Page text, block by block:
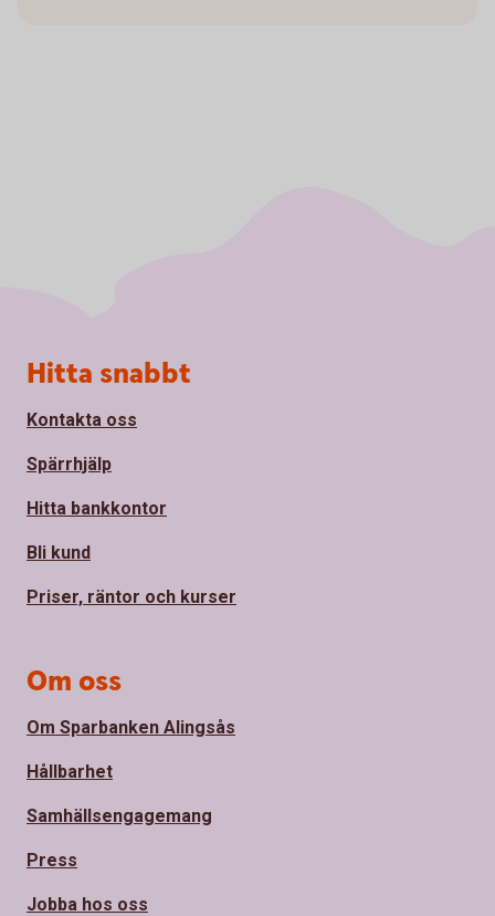
Sidfot
Hitta snabbt
Kontakta oss
Spärrhjälp
Hitta bankkontor
Bli kund
Priser, räntor och kurser
Om oss
Om Sparbanken Alingsås
Hållbarhet
Samhällsengagemang
Press
Jobba hos oss